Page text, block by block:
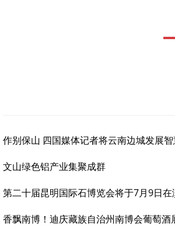
作别保山 四国媒体记者将云南边城发展
文山绿色铝产业集聚成群
第二十届昆明国际石博览会将于7月9日
香飘南博！迪庆藏族自治州南博会葡萄酒